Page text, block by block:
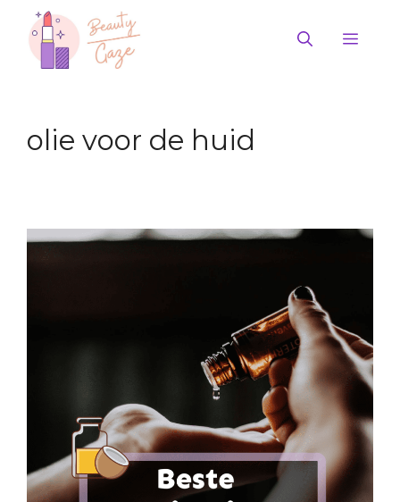
naar
olie voor de huid